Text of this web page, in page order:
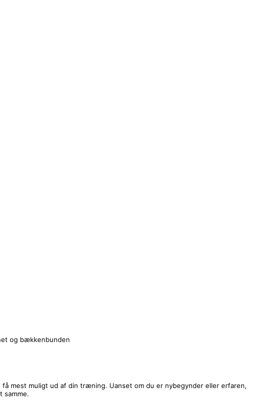
og bækkenbunden
mest muligt ud af din træning. Uanset om du er nybegynder eller erfaren,
samme.